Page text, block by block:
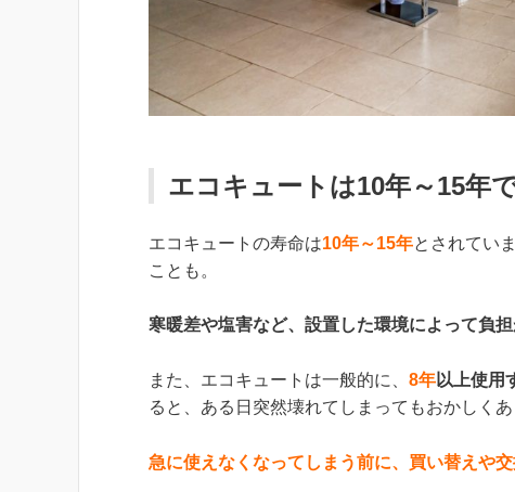
エコキュートは10年～15年
エコキュートの寿命は10年～15年とされてい
ことも。
寒暖差や塩害など、設置した環境によって負
また、エコキュートは一般的に、 8年以上使用
ると、ある日突然壊れてしまってもおかしくあ
急に使えなくなってしまう前に、買い替えや